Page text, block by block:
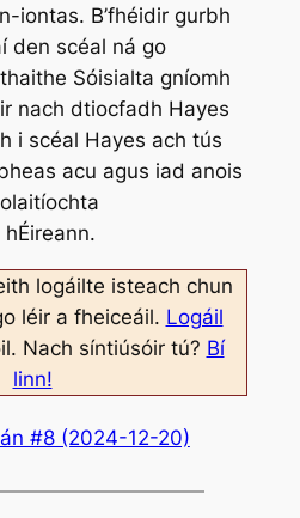
iontas. B’fhéidir gurbh
den scéal ná go
Sóisialta gníomh
nach dtiocfadh Hayes
i scéal Hayes ach tús
acu agus iad anois
logáilte isteach chun
léir a fheiceáil. Logáil
Nach síntiúsóir tú? Bí
linn!
#8 (2024-12-20)